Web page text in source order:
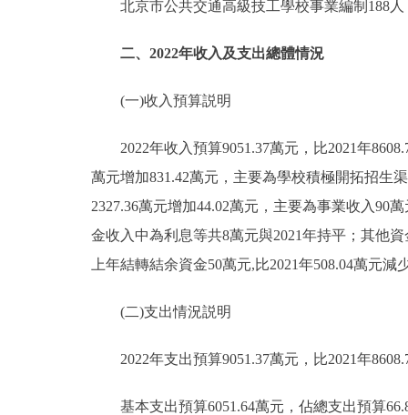
北京市公共交通高級技工學校事業編制188人
二、2022年收入及支出總體情況
(一)收入預算説明
2022年收入預算9051.37萬元，比2021年
萬元增加831.42萬元，主要為學校積極開拓招生
2327.36萬元增加44.02萬元，主要為事業收入90
金收入中為利息等共8萬元與2021年持平；其他
上年結轉結余資金50萬元,比2021年508.04萬元減
(二)支出情況説明
2022年支出預算9051.37萬元，比2021年
基本支出預算6051.64萬元，佔總支出預算